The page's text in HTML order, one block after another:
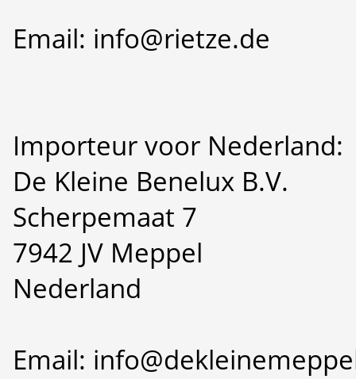
Email: info@rietze.de
Importeur voor Nederland:
De Kleine Benelux B.V.
Scherpemaat 7
7942 JV Meppel
Nederland
Email: